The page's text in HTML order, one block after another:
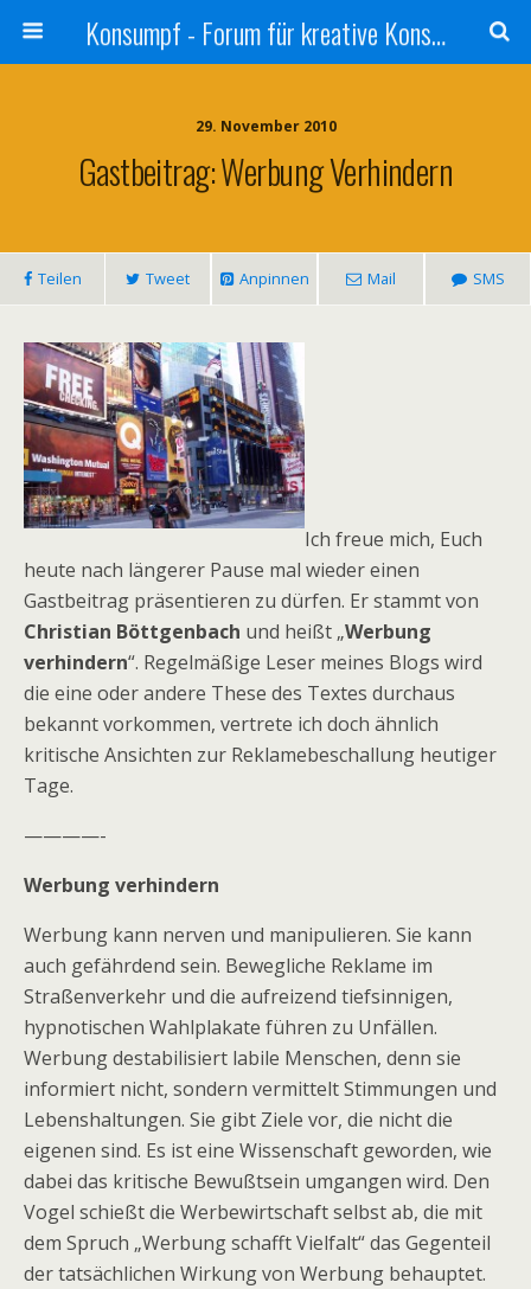
Konsumpf - Forum für kreative Konsumkritik - Culture Jamming, Nachhaltigkeit, Konzernkritik, Adbusting
29. November 2010
Gastbeitrag: Werbung Verhindern
Teilen Tweet Anpinnen Mail SMS
Ich freue mich, Euch
heute nach längerer Pause mal wieder einen
Gastbeitrag präsentieren zu dürfen. Er stammt von
Christian Böttgenbach und heißt „Werbung
verhindern“. Regelmäßige Leser meines Blogs wird
die eine oder andere These des Textes durchaus
bekannt vorkommen, vertrete ich doch ähnlich
kritische Ansichten zur Reklamebeschallung heutiger
Tage.
————-
Werbung verhindern
Werbung kann nerven und manipulieren. Sie kann
auch gefährdend sein. Bewegliche Reklame im
Straßenverkehr und die aufreizend tiefsinnigen,
hypnotischen Wahlplakate führen zu Unfällen.
Werbung destabilisiert labile Menschen, denn sie
informiert nicht, sondern vermittelt Stimmungen und
Lebenshaltungen. Sie gibt Ziele vor, die nicht die
eigenen sind. Es ist eine Wissenschaft geworden, wie
dabei das kritische Bewußtsein umgangen wird. Den
Vogel schießt die Werbewirtschaft selbst ab, die mit
dem Spruch „Werbung schafft Vielfalt“ das Gegenteil
der tatsächlichen Wirkung von Werbung behauptet.